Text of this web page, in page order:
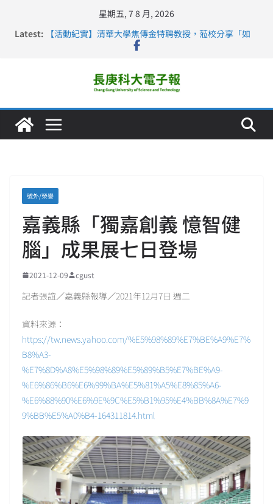
星期五, 7 8 月, 2026
Latest:
【活動紀實】清華大學焦傳金特聘教授，蒞校分享「如
長庚科大連四年穩居《遠見》醫學大學第5名 辦學實力再
深化永續醫療 長庚科大攜菲、印頂尖大學跨國合作
長庚科大護理系勇奪2026羅馬尼亞歐洲盃國際發明展雙
金牌暨雙特別獎 AI智慧照護與護理教育創新獲國際肯定
號外/榮譽
嘉義縣「獨嘉創義 憶智健
腦」成果展七日登場
2021-12-09 cgust
記者張誼／嘉義縣報導／2021年12月7日 週二
資料來源：
https://tw.news.yahoo.com/%E5%98%89%E7%BE%A9%E7%
B8%A3-
%E7%8D%A8%E5%98%89%E5%89%B5%E7%BE%A9-
%E6%86%B6%E6%99%BA%E5%81%A5%E8%85%A6-
%E6%88%90%E6%9E%9C%E5%B1%95%E4%BB%8A%E7%9
9%BB%E5%A0%B4-164311814.html